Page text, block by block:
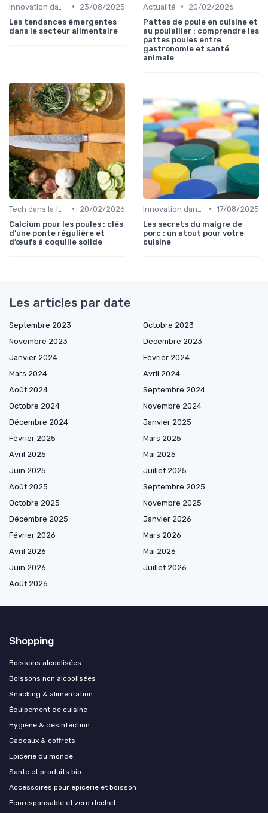
•
23/08/2025
Les tendances émergentes
dans le secteur alimentaire
Actualité •
20/02/2026
Pattes de poule en cuisine et
au poulailler : comprendre les
pattes poules entre
gastronomie et santé
animale
•
20/02/2026
Calcium pour les poules : clés
d’une ponte régulière et
d’œufs à coquille solide
• 17/08/2025
Les secrets du maigre de
porc : un atout pour votre
cuisine
Les articles par date
Septembre 2023
Octobre 2023
Novembre 2023
Décembre 2023
Janvier 2024
Février 2024
Mars 2024
Avril 2024
Août 2024
Septembre 2024
Octobre 2024
Novembre 2024
Décembre 2024
Janvier 2025
Février 2025
Mars 2025
Avril 2025
Mai 2025
Juin 2025
Juillet 2025
Août 2025
Septembre 2025
Octobre 2025
Novembre 2025
Décembre 2025
Janvier 2026
Février 2026
Mars 2026
Avril 2026
Mai 2026
Juin 2026
Juillet 2026
Août 2026
Shopping
Boissons alcoolisées
Boissons non alcoolisées
Snacking & alimentation
Équipement de cuisine
Hygiène & désinfection
Cadeaux & coffrets
Epicerie du monde
Sante et produits bio
Accessoires pour epicerie et boisson
Ecoresponsable et zero dechet